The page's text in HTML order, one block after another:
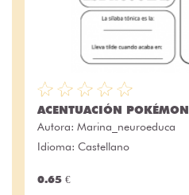
ACENTUACIÓN POKÉMON
Autora: Marina_neuroeduca
Idioma: Castellano
0.65 €